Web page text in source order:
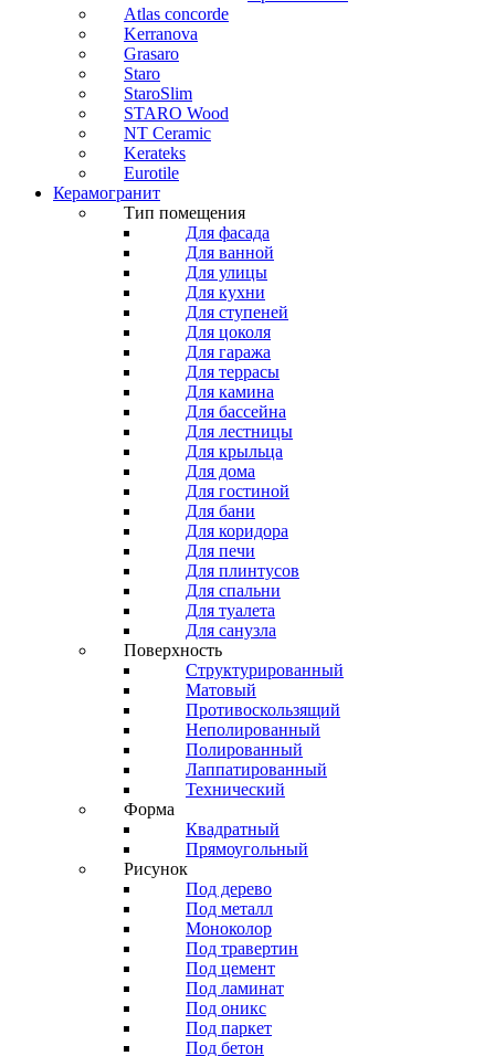
Atlas concorde
Kerranova
Grasaro
Staro
StaroSlim
STARO Wood
NT Ceramic
Kerateks
Eurotile
Керамогранит
Тип помещения
Для фасада
Для ванной
Для улицы
Для кухни
Для ступеней
Для цоколя
Для гаража
Для террасы
Для камина
Для бассейна
Для лестницы
Для крыльца
Для дома
Для гостиной
Для бани
Для коридора
Для печи
Для плинтусов
Для спальни
Для туалета
Для санузла
Поверхность
Структурированный
Матовый
Противоскользящий
Неполированный
Полированный
Лаппатированный
Технический
Форма
Квадратный
Прямоугольный
Рисунок
Под дерево
Под металл
Моноколор
Под травертин
Под цемент
Под ламинат
Под оникс
Под паркет
Под бетон